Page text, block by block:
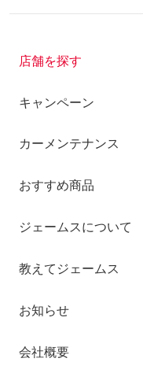
店舗を探す
キャンペーン
カーメンテナンス
おすすめ商品
ジェームスについて
教えてジェームス
お知らせ
会社概要